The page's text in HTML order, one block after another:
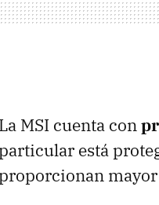
La MSI cuenta con
está